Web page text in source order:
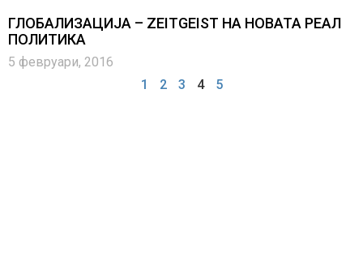
ГЛОБАЛИЗАЦИЈА – ZEITGEIST НА НОВАТА РЕАЛ
ПОЛИТИКА
5 февруари, 2016
1
2 3 4 5